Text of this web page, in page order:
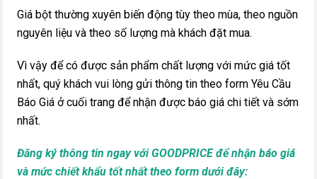
Giá bột thường xuyên biến động tùy theo mùa, theo nguồn
nguyên liệu và theo số lượng mà khách đặt mua.
Vì vậy để có được sản phẩm chất lượng với mức giá tốt
nhất, quý khách vui lòng gửi thông tin theo form Yêu Cầu
Báo Giá ở cuối trang để nhận được báo giá chi tiết và sớm
nhất.
Đăng ký thông tin ngay với GOODPRICE để nhận báo giá
và mức chiết khẩu tốt nhất theo form dưới đây: